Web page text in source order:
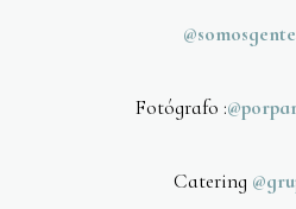
Fotógrafo :
Catering